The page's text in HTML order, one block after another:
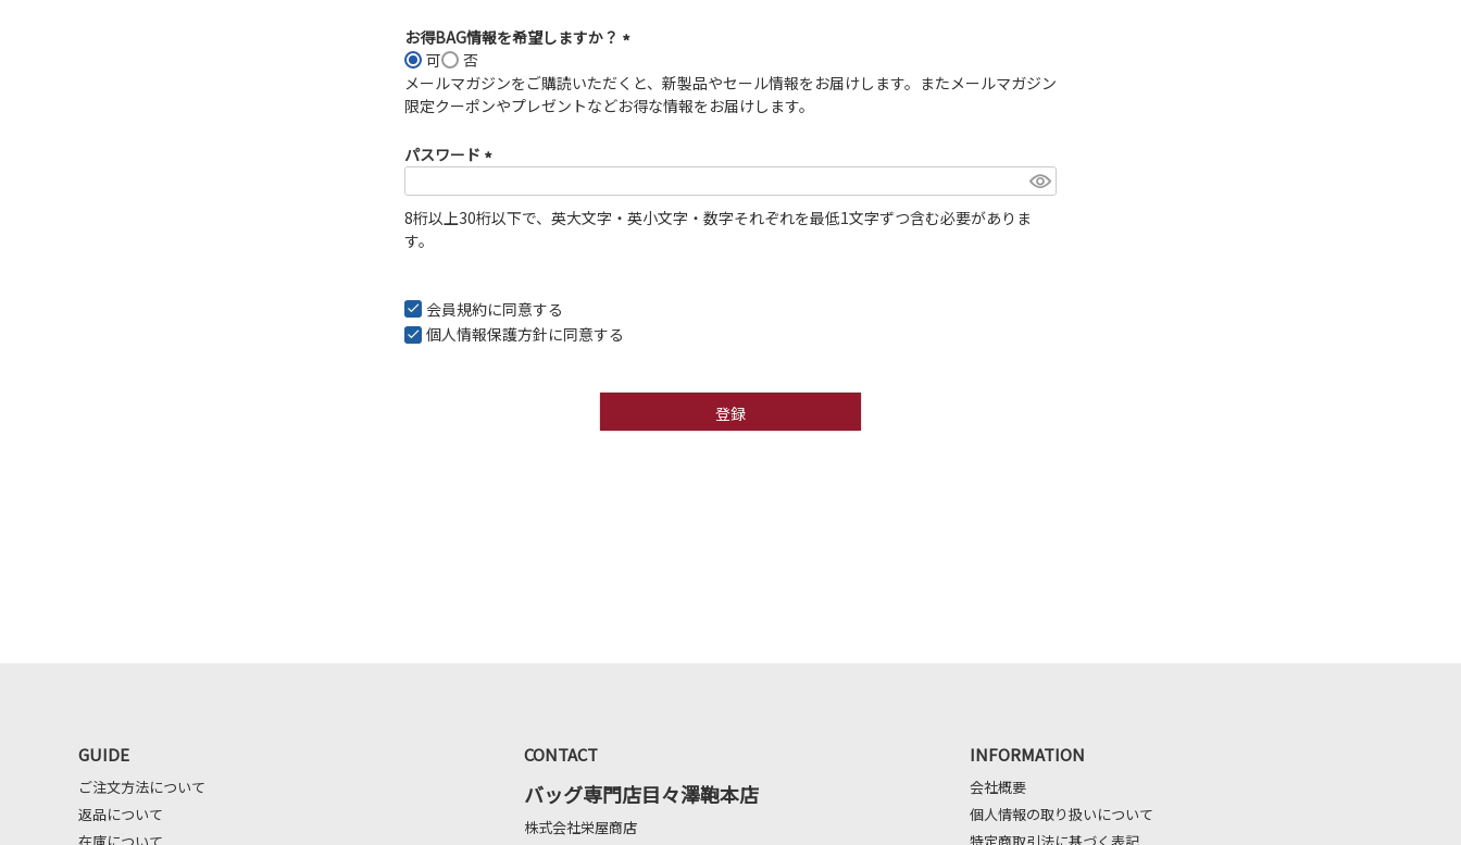
お得BAG情報を希望しますか？
須)
可
否
メールマガジンをご購読いただくと、新製品やセール情報をお届けします。またメールマガジン
限定クーポンやプレゼントなどお得な情報をお届けします。
パスワード
須)
8桁以上30桁以下で、英大文字・英小文字・数字それぞれを最低1文字ずつ含む必要がありま
す。
会員規約に同意する
個人情報保護方針に同意する
登録
GUIDE
ご注文方法について
返品について
CONTACT
バッグ専門店目々澤鞄本店
株式会社栄屋商店
INFORMATION
会社概要
個人情報の取り扱いについて